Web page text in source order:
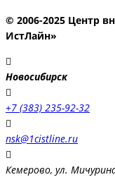
© 2006-2025 Центр
ИстЛайн»
Новосибирск
+7 (383) 235-92-32
nsk@1cistline.ru
Кемерово, ул.